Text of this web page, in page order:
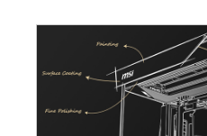
สามารถช่วยให้คุณใช้ประ
MSI หลีกเลี่ยงความซับซ้อ
หรือแม้กระทั่งปรับปรุงประ
คอมพิวเตอร์เกม RGB ข
ที่สุดควรช่วยเพิ่มประสบก